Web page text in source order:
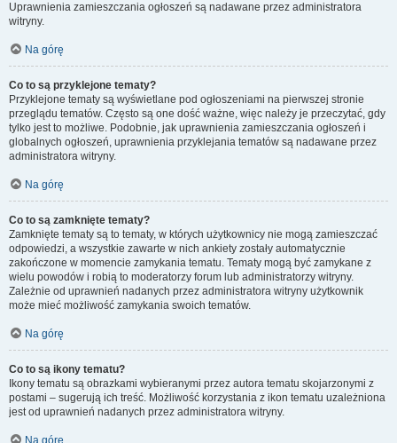
Uprawnienia zamieszczania ogłoszeń są nadawane przez administratora
witryny.
Na górę
Co to są przyklejone tematy?
Przyklejone tematy są wyświetlane pod ogłoszeniami na pierwszej stronie
przeglądu tematów. Często są one dość ważne, więc należy je przeczytać, gdy
tylko jest to możliwe. Podobnie, jak uprawnienia zamieszczania ogłoszeń i
globalnych ogłoszeń, uprawnienia przyklejania tematów są nadawane przez
administratora witryny.
Na górę
Co to są zamknięte tematy?
Zamknięte tematy są to tematy, w których użytkownicy nie mogą zamieszczać
odpowiedzi, a wszystkie zawarte w nich ankiety zostały automatycznie
zakończone w momencie zamykania tematu. Tematy mogą być zamykane z
wielu powodów i robią to moderatorzy forum lub administratorzy witryny.
Zależnie od uprawnień nadanych przez administratora witryny użytkownik
może mieć możliwość zamykania swoich tematów.
Na górę
Co to są ikony tematu?
Ikony tematu są obrazkami wybieranymi przez autora tematu skojarzonymi z
postami – sugerują ich treść. Możliwość korzystania z ikon tematu uzależniona
jest od uprawnień nadanych przez administratora witryny.
Na górę